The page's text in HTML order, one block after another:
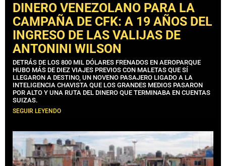
DINERO VENEZOLANO PARA LA
CAMPAÑA DE CFK: A 19 AÑOS DEL
INGRESO DE LAS VALIJAS DE
ANTONINI WILSON
DETRÁS DE LOS 800 MIL DÓLARES FRENADOS EN AEROPARQUE
HUBO MÁS DE DIEZ VIAJES PREVIOS CON MALETAS QUE SÍ
LLEGARON A DESTINO, UN NOVENO PASAJERO LIGADO A LA
INTELIGENCIA CHAVISTA QUE LOS GRANDES MEDIOS PASARON
POR ALTO Y UNA RUTA DEL DINERO QUE TERMINABA EN CUENTAS
SUIZAS.
SEGUIR LEYENDO